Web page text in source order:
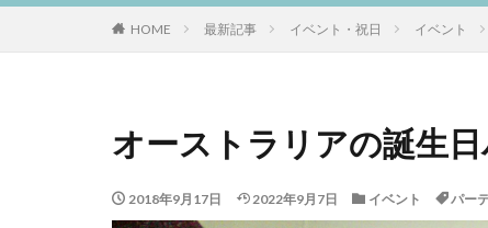
HOME 最新記事 イベント・祝日 イベント
オーストラリアの誕生
2018年9月17日 2022年9月7日 イベント パー